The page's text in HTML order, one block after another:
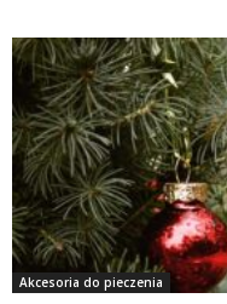
Akcesoria do pieczenia